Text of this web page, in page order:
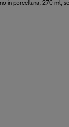
in porcellana, 270 ml,